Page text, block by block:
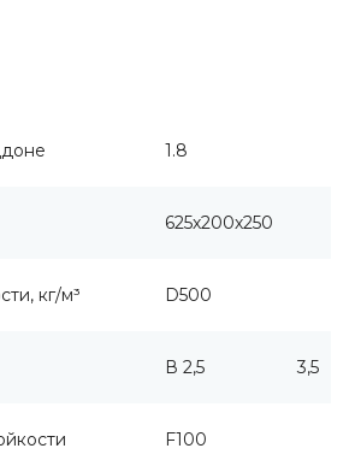
1.8
625х200х250
кг/м³ D500
В 2,5 3,5
F100